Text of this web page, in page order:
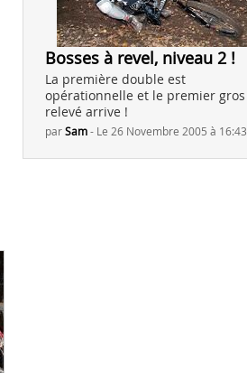
Bosses à revel, niveau 2 !
La première double est
opérationnelle et le premier gros
relevé arrive !
parSam- Le 26 Novembre 2005 à 16:43